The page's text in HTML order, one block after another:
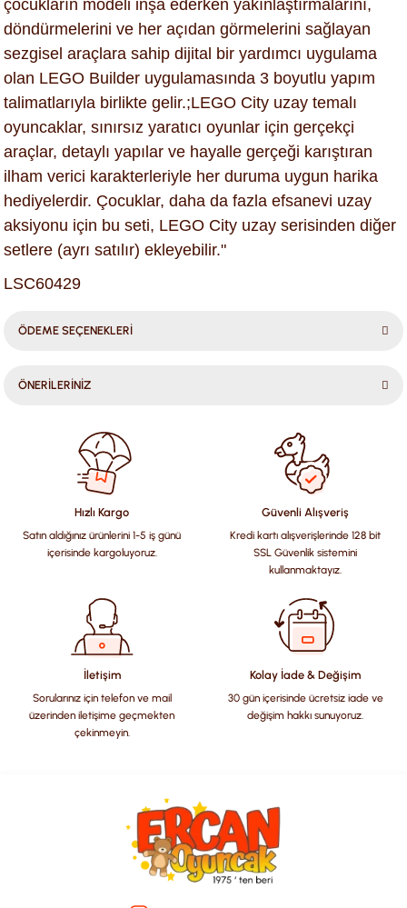
çocukların modeli inşa ederken yakınlaştırmalarını,
döndürmelerini ve her açıdan görmelerini sağlayan
sezgisel araçlara sahip dijital bir yardımcı uygulama
olan LEGO Builder uygulamasında 3 boyutlu yapım
talimatlarıyla birlikte gelir.;LEGO City uzay temalı
oyuncaklar, sınırsız yaratıcı oyunlar için gerçekçi
araçlar, detaylı yapılar ve hayalle gerçeği karıştıran
ilham verici karakterleriyle her duruma uygun harika
hediyelerdir. Çocuklar, daha da fazla efsanevi uzay
aksiyonu için bu seti, LEGO City uzay serisinden diğer
setlere (ayrı satılır) ekleyebilir."
LSC60429
ÖDEME SEÇENEKLERİ
ÖNERİLERİNİZ
konularda yetersiz gördüğünüz noktaları öneri formunu
kullanarak tarafımıza iletebilirsiniz.
Görüş ve önerileriniz için teşekkür ederiz.
Ürün resmi kalitesiz, bozuk veya görüntülenemiyor.
Ürün açıklamasında eksik bilgiler bulunuyor.
Ürün bilgilerinde hatalar bulunuyor.
Ürün fiyatı diğer sitelerden daha pahalı.
Bu ürüne benzer farklı alternatifler olmalı.
Hızlı Kargo
Satın aldığınız ürünlerini 1-5 iş günü
içerisinde kargoluyoruz.
Güvenli Alışveriş
Kredi kartı alışverişlerinde 128 bit
SSL Güvenlik sistemini
kullanmaktayız.
İletişim
Sorularınız için telefon ve mail
üzerinden iletişime geçmekten
çekinmeyin.
Kolay İade & Değişim
30 gün içerisinde ücretsiz iade ve
değişim hakkı sunuyoruz.